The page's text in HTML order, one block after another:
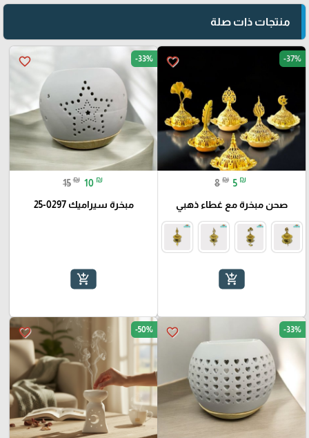
منتجات ذات صلة
favorite_border -37%
8 ₪ 5 ₪
صحن مبخرة مع غطاء ذهبي
add_shopping_cart
favorite_border -33%
15 ₪ 10 ₪
مبخرة سيراميك 0297-25
add_shopping_cart
favorite_border -33%
favorite_border -50%